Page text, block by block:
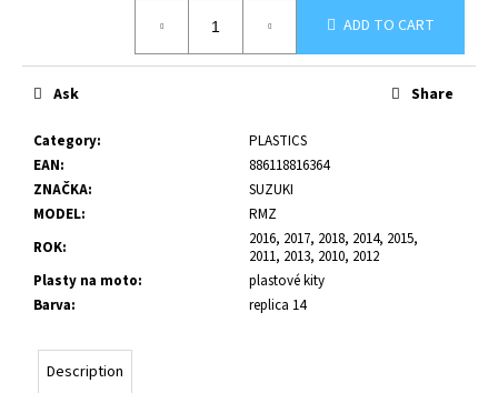
ADD TO CART
Category:
PLASTICS
EAN:
886118816364
ZNAČKA:
SUZUKI
MODEL:
RMZ
ROK:
2016, 2017, 2018, 2014, 2015,
2011, 2013, 2010, 2012
Plasty na moto:
plastové kity
Barva: replica 14
Ask Share
Description
r
o
m
m
n